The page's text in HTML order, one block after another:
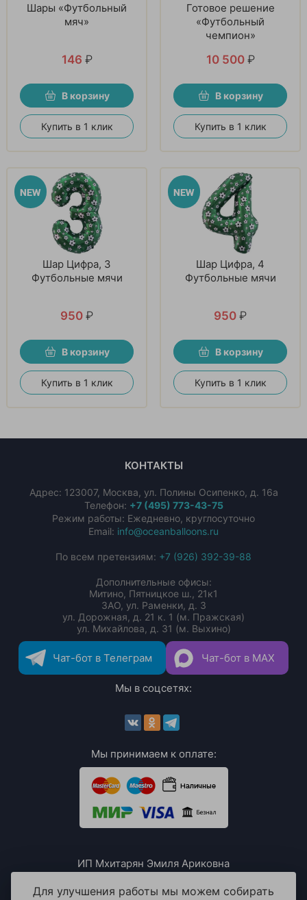
Шары «Футбольный
мяч»
146 ₽
В корзину
Купить в 1 клик
Готовое решение
«Футбольный
чемпион»
10 500 ₽
В корзину
Купить в 1 клик
Шар Цифра, 3
Футбольные мячи
950 ₽
В корзину
Купить в 1 клик
Шар Цифра, 4
Футбольные мячи
950 ₽
В корзину
Купить в 1 клик
КОНТАКТЫ
Адрес: 123007, Москва, ул. Полины Осипенко, д. 16а
Телефон: +7 (495) 773-43-75
Режим работы: Ежедневно, круглосуточно
Email: info@oceanballoons.ru
По всем претензиям: +7 (926) 392-39-88
Дополнительные офисы:
Митино, Пятницкое ш., 21к1
ЗАО, ул. Раменки, д. 3
ул. Дорожная, д. 21 к. 1 (м. Пражская)
ул. Михайлова, д. 31 (м. Выхино)
Чат-бот в Телеграм Чат-бот в MAX
Мы в соцсетях:
Мы принимаем к оплате:
ИП Мхитарян Эмиля Ариковна
ИНН: 771385063807
ОГРН / ОГРНИП: 319508100076230
Для улучшения работы мы можем собирать